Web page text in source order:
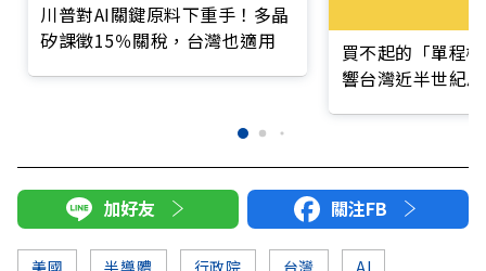
川普對AI關鍵原料下重手！多晶
矽課徵15％關稅，台灣也適用
買不起的「單程
響台灣近半世紀
加好友 關注FB